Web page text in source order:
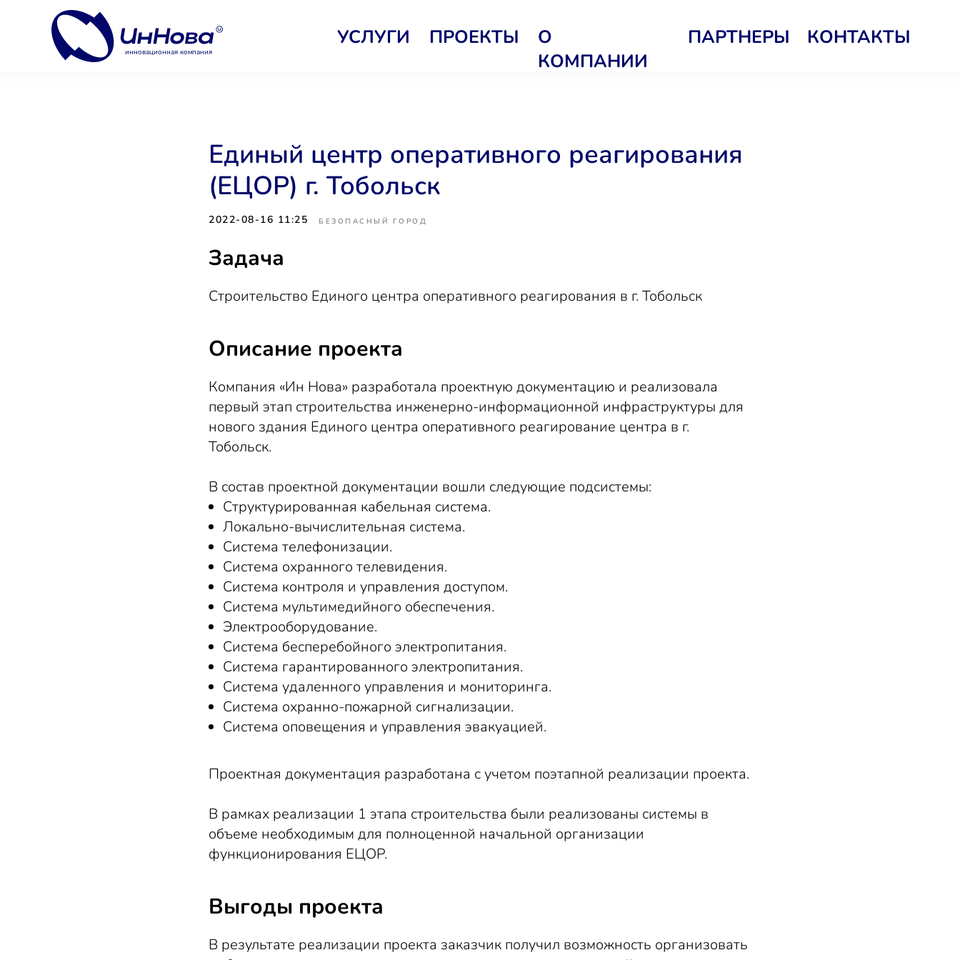
КОНТАКТЫ
О
КОМПАНИИ
ПАРТНЕРЫ
ПРОЕКТЫ
инновационная компания
УСЛУГИ
Единый центр оперативного реагирования
(ЕЦОР) г. Тобольск
2022-08-16 11:25 БЕЗОПАСНЫЙ ГОРОД
Задача
Строительство Единого центра оперативного реагирования в г. Тобольск
Описание проекта
Компания «Ин Нова» разработала проектную документацию и реализовала
первый этап строительства инженерно-информационной инфраструктуры для
нового здания Единого центра оперативного реагирование центра в г.
Тобольск.
В состав проектной документации вошли следующие подсистемы:
Структурированная кабельная система.
Локально-вычислительная система.
Система телефонизации.
Система охранного телевидения.
Система контроля и управления доступом.
Система мультимедийного обеспечения.
Электрооборудование.
Система бесперебойного электропитания.
Система гарантированного электропитания.
Система удаленного управления и мониторинга.
Система охранно-пожарной сигнализации.
Система оповещения и управления эвакуацией.
Проектная документация разработана с учетом поэтапной реализации проекта.
В рамках реализации 1 этапа строительства были реализованы системы в
объеме необходимым для полноценной начальной организации
функционирования ЕЦОР.
Выгоды проекта
В результате реализации проекта заказчик получил возможность организовать